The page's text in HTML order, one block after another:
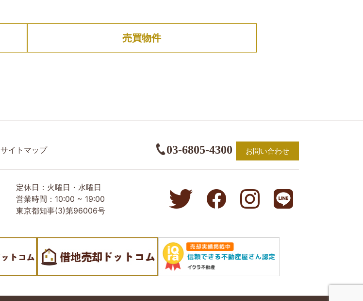
売買物件
サイトマップ 03-6805-4300 お問い合わせ
定休日：火曜日・水曜日
営業時間：10:00 ~ 19:00
東京都知事(3)第96006号